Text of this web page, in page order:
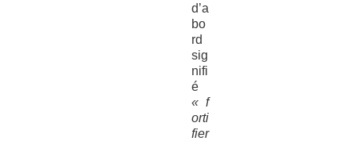
d’a
bo
rd
sig
nifi
é
« f
orti
fier